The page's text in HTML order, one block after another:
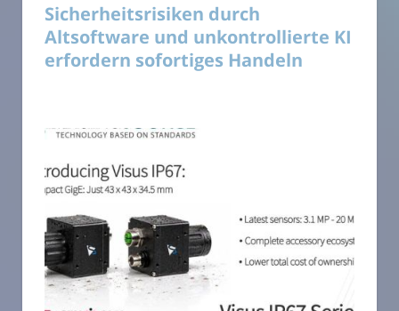
Sicherheitsrisiken durch
Altsoftware und unkontrollierte KI
erfordern sofortiges Handeln